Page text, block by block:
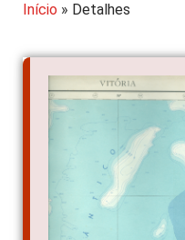
Início » Detalhes